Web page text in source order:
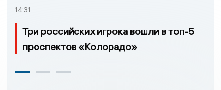
14:31
Три российских игрока вошли в топ-5
проспектов «Колорадо»